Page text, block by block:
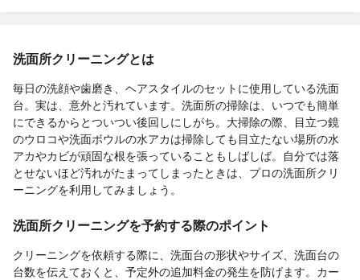
洗面所クリーニングとは
毎日の洗顔や歯磨き、ヘアスタイルのセットに使用している洗面
台。実は、意外と汚れています。洗面所の掃除は、いつでも簡単
にできるからとついつい後回しにしがち。大掃除の際、目立つ鏡
のウロコや洗面ボウルの水アカは掃除しても目立たない場所の水
アカやカビが頑固な根を張っていることもしばしば。自分では落
とせないほど汚れがたまってしまったときは、プロの洗面所クリ
ーニングを利用してみましょう。
洗面所クリーニングを予約する際のポイント
クリーニングを依頼する際に、洗面台の形状やサイズ、洗面台の
台数を伝えておくと、予定外の追加料金の発生を防げます。カー